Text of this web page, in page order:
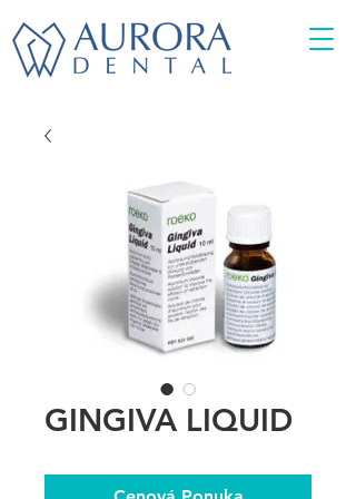
GINGIVA LIQUID